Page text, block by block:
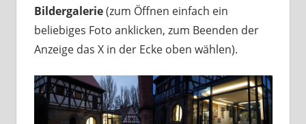
Bildergalerie(zum Öffnen einfach ein
beliebiges Foto anklicken, zum Beenden der
Anzeige das X in der Ecke oben wählen).